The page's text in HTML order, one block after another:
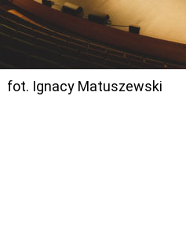
fot. Ignacy Matuszewski